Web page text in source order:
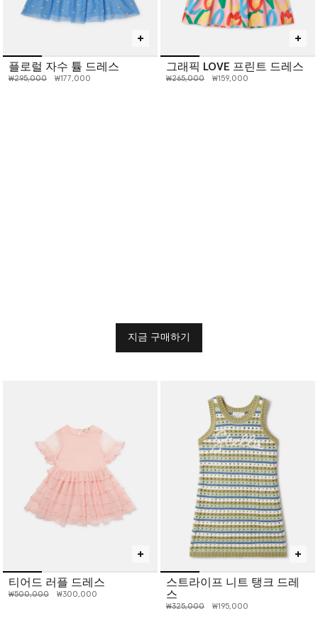
플로럴 자수 튤 드레스
인하 전 가격:
₩295,000인하된 가격:
₩177,000
그래픽 LOVE 프린트 드레스
인하 전 가격:
₩265,000인하된 가격:
₩159,000
지금 구매하기
티어드 러플 드레스
인하 전 가격:
₩500,000인하된 가격:
₩300,000
스트라이프 니트 탱크 드레
스
인하 전 가격:
₩325,000인하된 가격:
₩195,000